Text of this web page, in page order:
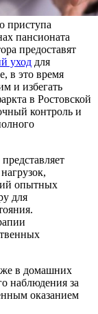
приступа
пансионата
предоставят
уход для
в это время
и избегать
в Ростовской
контроль и
опытных
для
в домашних
наблюдения за
оказанием